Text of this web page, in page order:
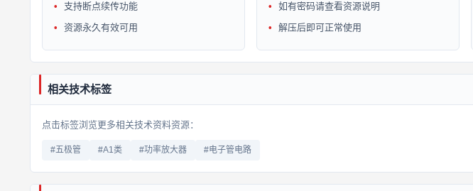
支持断点续传功能
资源永久有效可用
如有密码请查看资源说明
解压后即可正常使用
相关技术标签
点击标签浏览更多相关技术资料资源：
#五极管 #A1类 #功率放大器 #电子管电路